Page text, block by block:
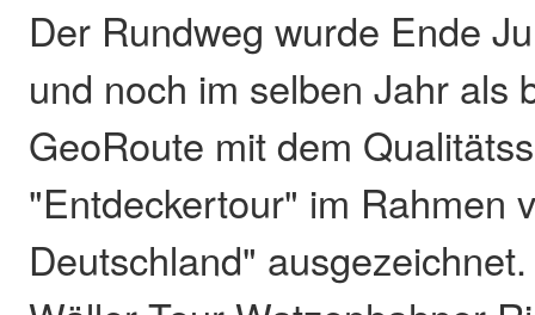
Der Rundweg wurde Ende
und noch im selben Jahr als
GeoRoute mit dem
"Entdeckertour" im Rahmen
Deutschland"